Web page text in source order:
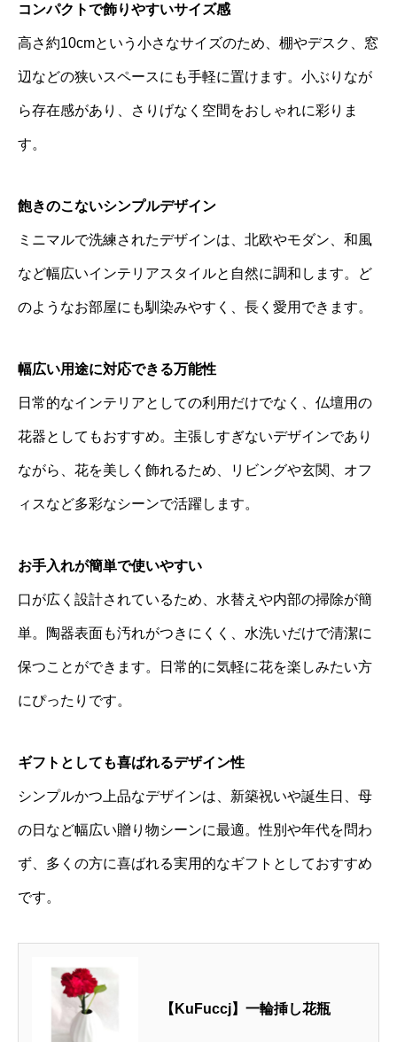
コンパクトで飾りやすいサイズ感
高さ約10cmという小さなサイズのため、棚やデスク、窓
辺などの狭いスペースにも手軽に置けます。小ぶりなが
ら存在感があり、さりげなく空間をおしゃれに彩りま
す。
飽きのこないシンプルデザイン
ミニマルで洗練されたデザインは、北欧やモダン、和風
など幅広いインテリアスタイルと自然に調和します。ど
のようなお部屋にも馴染みやすく、長く愛用できます。
幅広い用途に対応できる万能性
日常的なインテリアとしての利用だけでなく、仏壇用の
花器としてもおすすめ。主張しすぎないデザインであり
ながら、花を美しく飾れるため、リビングや玄関、オフ
ィスなど多彩なシーンで活躍します。
お手入れが簡単で使いやすい
口が広く設計されているため、水替えや内部の掃除が簡
単。陶器表面も汚れがつきにくく、水洗いだけで清潔に
保つことができます。日常的に気軽に花を楽しみたい方
にぴったりです。
ギフトとしても喜ばれるデザイン性
シンプルかつ上品なデザインは、新築祝いや誕生日、母
の日など幅広い贈り物シーンに最適。性別や年代を問わ
ず、多くの方に喜ばれる実用的なギフトとしておすすめ
です。
【KuFuccj】一輪挿し花瓶